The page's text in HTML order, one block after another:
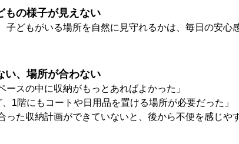
もの様子が見えない
子どもがいる場所を自然に見守れるかは、毎日の安心
い、場所が合わない
ースの中に収納がもっとあればよかった」
、1階にもコートや日用品を置ける場所が必要だった」
った収納計画ができていないと、後から不便を感じや